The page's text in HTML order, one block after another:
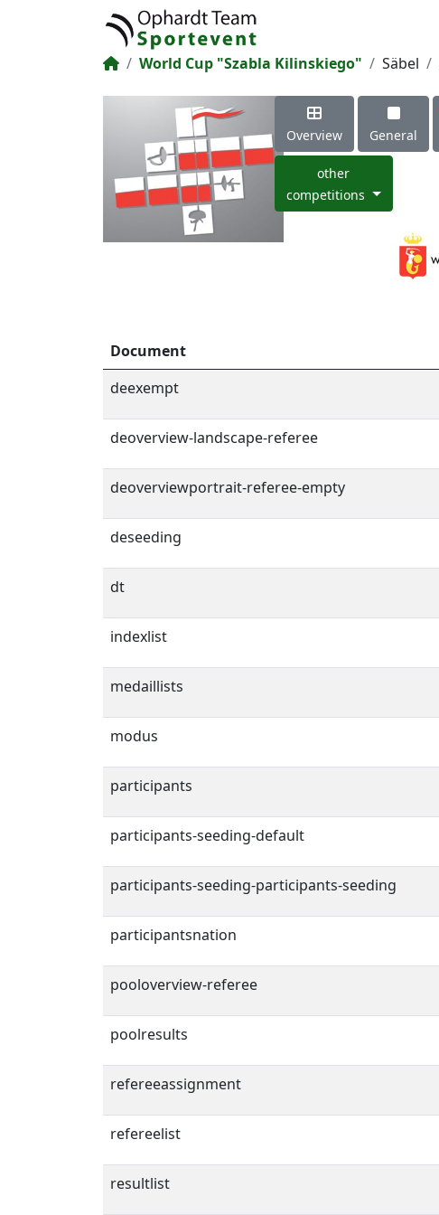
World Cup "Szabla Kilinskiego" Säbel
Overview General
other
competitions
Document
deexempt
deoverview-landscape-referee
deoverviewportrait-referee-empty
deseeding
dt
indexlist
medaillists
modus
participants
participants-seeding-default
participants-seeding-participants-seeding
participantsnation
pooloverview-referee
poolresults
refereeassignment
refereelist
resultlist